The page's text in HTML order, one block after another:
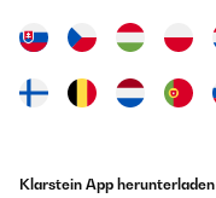
Klarstein App herunterladen